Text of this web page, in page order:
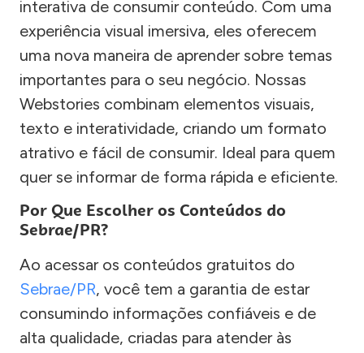
interativa de consumir conteúdo. Com uma
experiência visual imersiva, eles oferecem
uma nova maneira de aprender sobre temas
importantes para o seu negócio. Nossas
Webstories combinam elementos visuais,
texto e interatividade, criando um formato
atrativo e fácil de consumir. Ideal para quem
quer se informar de forma rápida e eficiente.
Por Que Escolher os Conteúdos do
Sebrae/PR?
Ao acessar os conteúdos gratuitos do
Sebrae/PR, você tem a garantia de estar
consumindo informações confiáveis e de
alta qualidade, criadas para atender às